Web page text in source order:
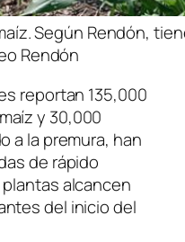
Según Rendón,
Rendón
reportan 135,000
y 30,000
a la premura, han
de rápido
alcancen
del inicio del